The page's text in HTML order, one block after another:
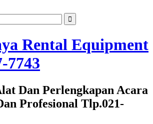
Dan Perlengkapan Acara
Profesional Tlp.021-